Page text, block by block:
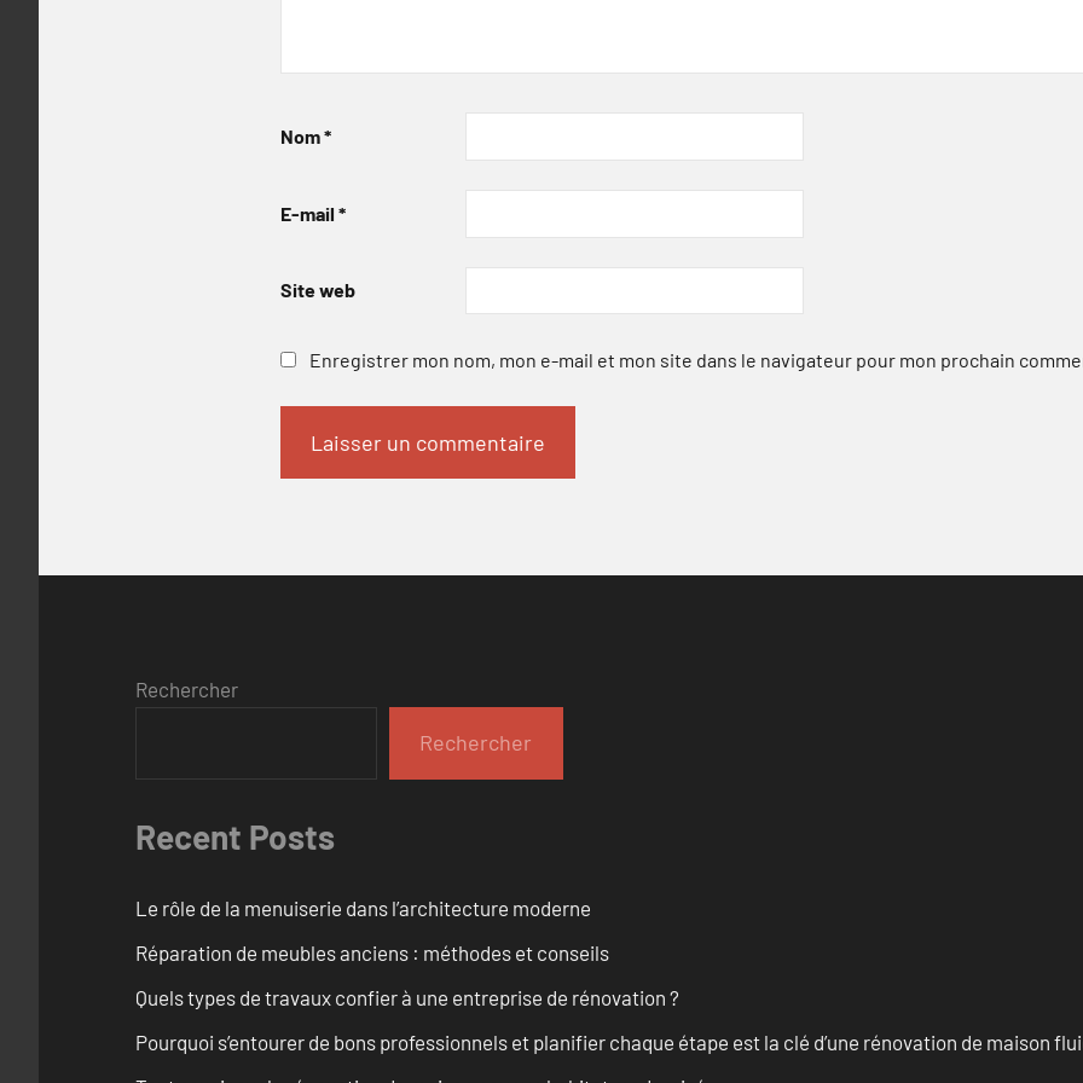
Nom*
E-mail *
Site web
Enregistrer mon nom, mon e-mail et mon site dans le navigateur pour mon prochain
Rechercher
Rechercher
Recent Posts
Le rôle de la menuiserie dans l’architecture moderne
Réparation de meubles anciens : méthodes et conseils
Quels types de travaux confier à une entreprise de rénovation ?
Pourquoi s’entourer de bons professionnels et planifier chaque étape est la clé d’une rénovation de maison